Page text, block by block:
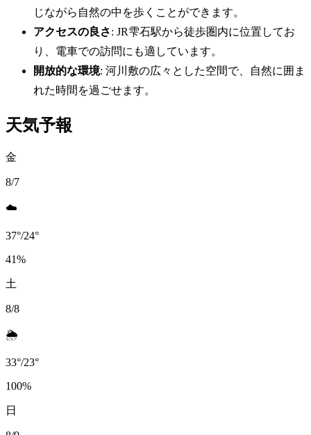
じながら自然の中を歩くことができます。
アクセスの良さ: JR雫石駅から徒歩圏内に位置してお
り、電車での訪問にも適しています。
開放的な環境: 河川敷の広々とした空間で、自然に囲ま
れた時間を過ごせます。
天気予報
金
8/7
☁️
37°/24°
41%
土
8/8
🌦️
33°/23°
100%
日